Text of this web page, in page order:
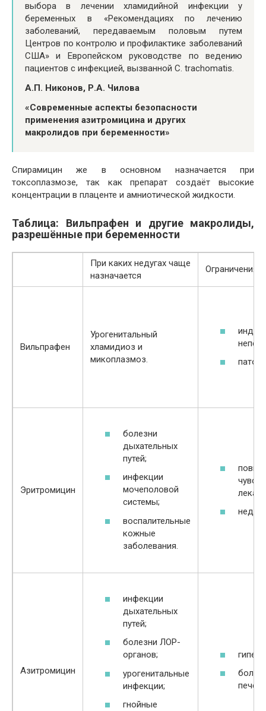
выбора в лечении хламидийной инфекции у
беременных в «Рекомен­дациях по лечению
заболеваний, передаваемым половым путем
Центров по контролю и профилактике заболеваний
США» и Европейском руководстве по ведению
пациентов с инфекцией, вызванной C. trachomatis.
А.П. Никонов, Р.А. Чилова
«Современные аспекты безопасности
применения азитромицина и других
макролидов при беременности»
Спирамицин же в основном назначается при
токсоплазмозе, так как препарат создаёт высокие
концентрации в плаценте и амниотической жидкости.
Таблица: Вильпрафен и другие макролиды,
разрешённые при беременности
При каких недугах чаще
назначается
Ограничения
Вильпрафен
Урогенитальный
хламидиоз и
микоплазмоз.
Эритромицин
болезни
дыхательных
путей;
инфекции
мочеполовой
системы;
воспалительные
кожные
заболевания.
Азитромицин
инфекции
дыхательных
путей;
болезни ЛОР-
органов;
урогенитальные
инфекции;
гнойные